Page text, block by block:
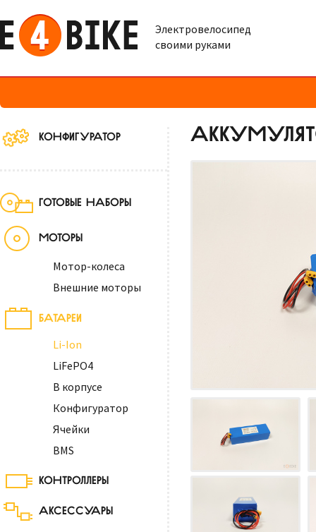
Электровелосипед
своими руками
КОНФИГУРАТОР
ГОТОВЫЕ НАБОРЫ
МОТОРЫ
Мотор-колеса
Внешние моторы
БАТАРЕИ
Li-Ion
LiFePO4
В корпусе
Конфигуратор
Ячейки
BMS
КОНТРОЛЛЕРЫ
АКСЕССУАРЫ